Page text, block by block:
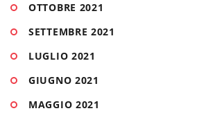
OTTOBRE 2021
SETTEMBRE 2021
LUGLIO 2021
GIUGNO 2021
MAGGIO 2021